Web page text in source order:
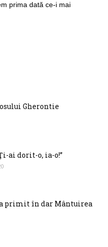
prima dată ce-i mai
Gherontie
ai dorit-o, ia-o!”
primit în dar Mântuirea